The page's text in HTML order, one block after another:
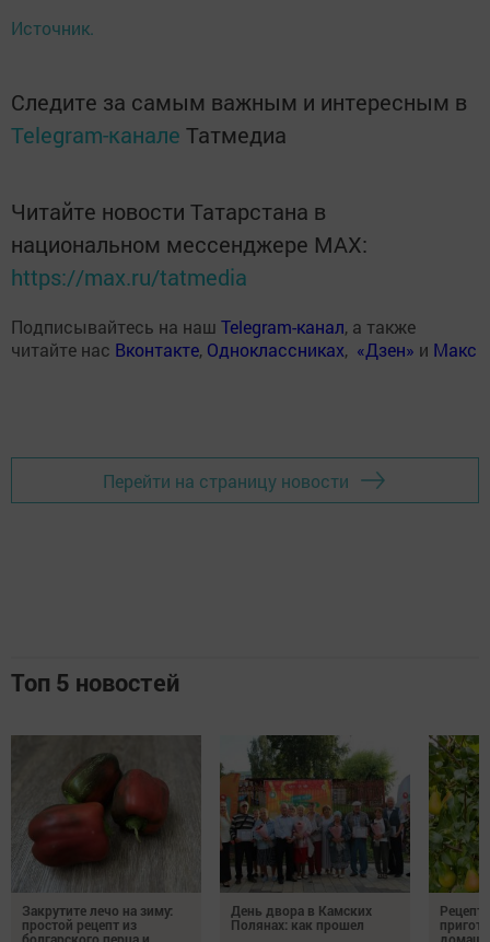
Источник.
Следите за самым важным и интересным в
Telegram-канале Татмедиа
Читайте новости Татарстана в
национальном мессенджере MАХ:
https://max.ru/tatmedia
Подписывайтесь на наш Telegram-канал, а также
читайте нас Вконтакте, Одноклассниках, «Дзен» и Макс
Перейти на страницу новости
Топ 5 новостей
Закрутите лечо на зиму:
простой рецепт из
День двора в Камских
Полянах: как прошел